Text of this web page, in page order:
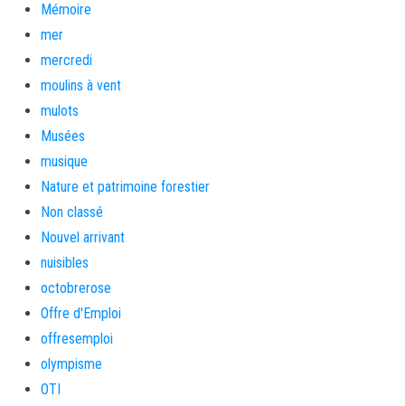
Mémoire
mer
mercredi
moulins à vent
mulots
Musées
musique
Nature et patrimoine forestier
Non classé
Nouvel arrivant
nuisibles
octobrerose
Offre d'Emploi
offresemploi
olympisme
OTI